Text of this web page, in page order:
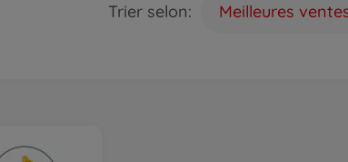
Trier selon: Meilleures